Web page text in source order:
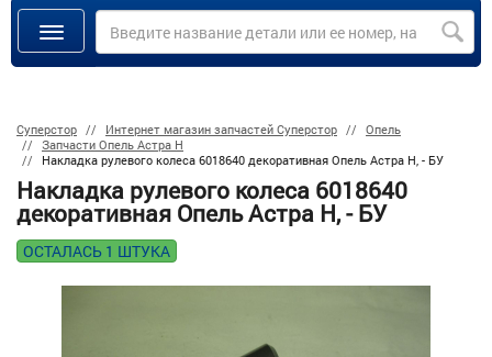
Суперстор Интернет магазин запчастей Суперстор
Опель
Запчасти Опель Астра Н
Накладка рулевого колеса 6018640 декоративная Опель Астра H, - БУ
Накладка рулевого колеса 6018640
декоративная Опель Астра H, - БУ
ОСТАЛАСЬ 1 ШТУКА